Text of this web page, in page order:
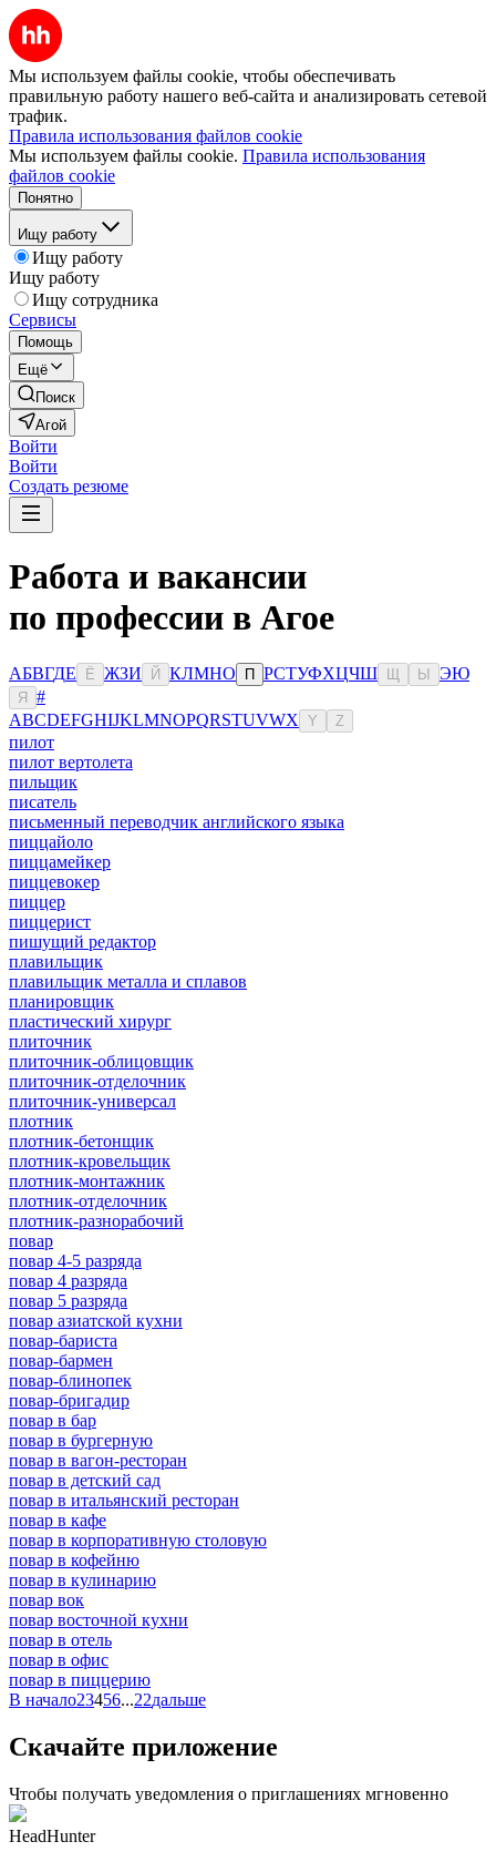
Мы используем файлы cookie, чтобы обеспечивать
правильную работу нашего веб-сайта и анализировать сетевой
трафик.
Правила использования файлов cookie
Мы используем файлы cookie. Правила использования
файлов cookie
Понятно
Ищу работу
Ищу работу
Ищу работу
Ищу сотрудника
Сервисы
Помощь
Ещё
Поиск
Агой
Войти
Войти
Создать резюме
Работа и вакансии
по профессии в Агое
АБВГДЕ Ё ЖЗИ Й КЛМНО П РСТУФХЦЧШ Ы ЭЮ
Я
#
ABCDEFGHIJKLMNOPQRSTUVWX Y Z
пилот
пилот вертолета
пильщик
писатель
письменный переводчик английского языка
пиццайоло
пиццамейкер
пиццевокер
пиццер
пиццерист
пишущий редактор
плавильщик
плавильщик металла и сплавов
планировщик
пластический хирург
плиточник
плиточник-облицовщик
плиточник-отделочник
плиточник-универсал
плотник
плотник-бетонщик
плотник-кровельщик
плотник-монтажник
плотник-отделочник
плотник-разнорабочий
повар
повар 4-5 разряда
повар 4 разряда
повар 5 разряда
повар азиатской кухни
повар-бариста
повар-бармен
повар-блинопек
повар-бригадир
повар в бар
повар в бургерную
повар в вагон-ресторан
повар в детский сад
повар в итальянский ресторан
повар в кафе
повар в корпоративную столовую
повар в кофейню
повар в кулинарию
повар вок
повар восточной кухни
повар в отель
повар в офис
повар в пиццерию
В начало23456...22дальше
Скачайте приложение
Чтобы получать уведомления о приглашениях мгновенно
HeadHunter